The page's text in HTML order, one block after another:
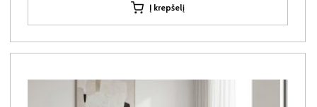
Į krepšelį